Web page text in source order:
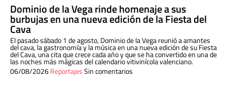
Dominio de la Vega rinde homenaje a sus
burbujas en una nueva edición de la Fiesta del
Cava
El pasado sábado 1 de agosto, Dominio de la Vega reunió a amantes
del cava, la gastronomía y la música en una nueva edición de su Fiesta
del Cava, una cita que crece cada año y que se ha convertido en una de
las noches más mágicas del calendario vitivinícola valenciano.
06/08/2026ReportajesSin comentarios